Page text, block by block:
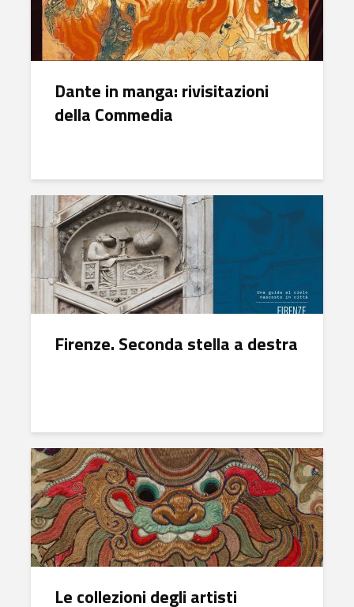
Dante in manga: rivisitazioni
della Commedia
Firenze. Seconda stella a destra
Le collezioni degli artisti